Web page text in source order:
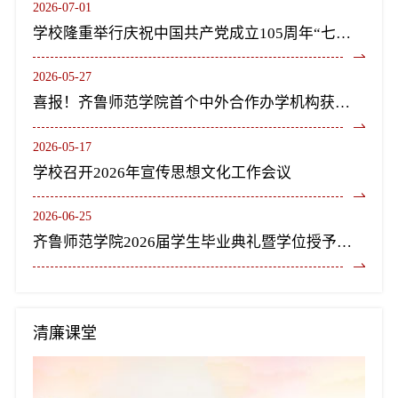
2026-07-01
学校隆重举行庆祝中国共产党成立105周年“七一”表彰大会暨《长歌尽美》艺术党课
2026-05-27
喜报！齐鲁师范学院首个中外合作办学机构获教育部正式批复设立
2026-05-17
学校召开2026年宣传思想文化工作会议
2026-06-25
齐鲁师范学院2026届学生毕业典礼暨学位授予仪式隆重举行
清廉课堂